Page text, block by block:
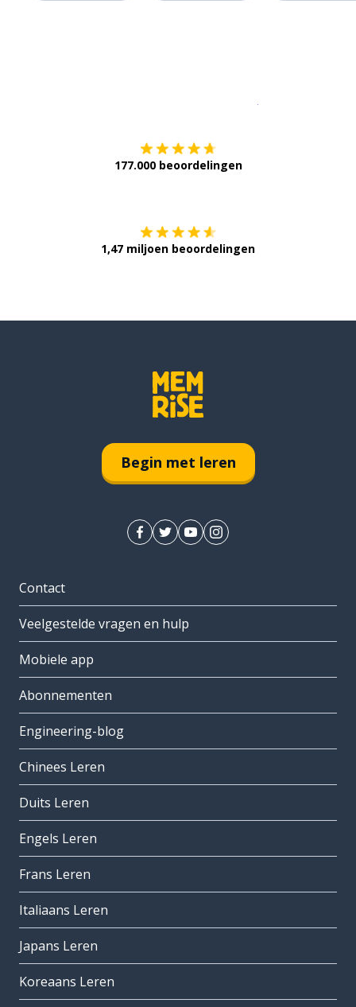
177.000 beoordelingen
1,47 miljoen beoordelingen
Begin met leren
Contact
Veelgestelde vragen en hulp
Mobiele app
Abonnementen
Engineering-blog
Chinees Leren
Duits Leren
Engels Leren
Frans Leren
Italiaans Leren
Japans Leren
Koreaans Leren